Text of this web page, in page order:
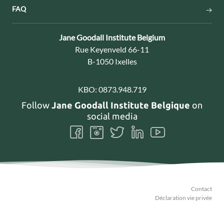
FAQ
Contact:
Jane Goodall Institute Belgium
Adresse:
Rue Keyenveld 66-11
B-1050 Ixelles
KBO: 0873.948.719
Follow Jane Goodall Institute Belgique on
social media
Follow
us
Facebook
Follow
us
Instagram
Follow
us
Twitter
Follow
us
LinkedIn
Follow
us
Youtube
Contact
Déclaration vie privée